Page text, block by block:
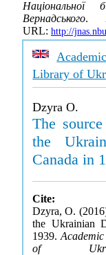
Вернадського.
URL: http://
Library of
Dzyra O.
The
the
Canada in
Cite:
Dzyra, O.
the Ukrainian
1939.
of